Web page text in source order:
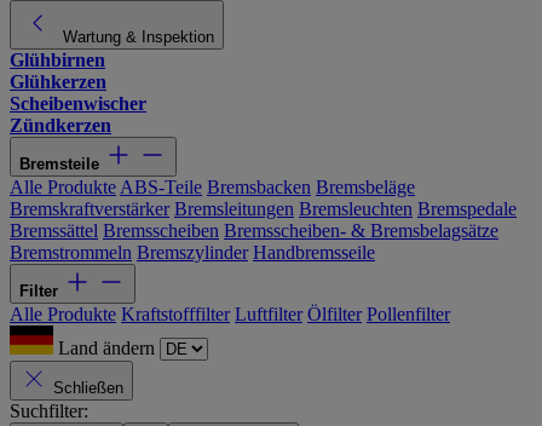
Wartung & Inspektion
Glühbirnen
Glühkerzen
Scheibenwischer
Zündkerzen
Bremsteile
Alle Produkte ABS-Teile Bremsbacken Bremsbeläge
Bremskraftverstärker Bremsleitungen Bremsleuchten Bremspedale
Bremssättel Bremsscheiben Bremsscheiben- & Bremsbelagsätze
Bremstrommeln Bremszylinder Handbremsseile
Filter
Alle Produkte Kraftstofffilter Luftfilter Ölfilter Pollenfilter
Land ändern
Schließen
Suchfilter: